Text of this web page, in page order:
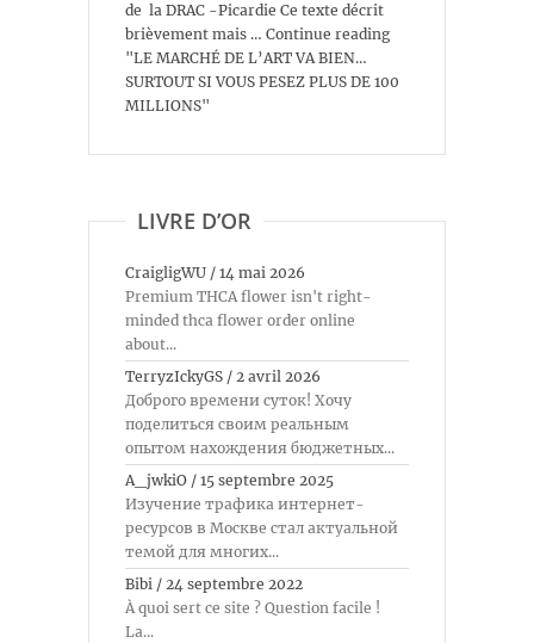
de la DRAC -Picardie Ce texte décrit
brièvement mais … Continue reading
"LE MARCHÉ DE L’ART VA BIEN…
SURTOUT SI VOUS PESEZ PLUS DE 100
MILLIONS"
LIVRE D’OR
CraigligWU / 14 mai 2026
Premium THCA flower isn't right-
minded thca flower order online
about...
TerryzIckyGS / 2 avril 2026
Доброго времени суток! Хочу
поделиться своим реальным
опытом нахождения бюджетных...
A_jwkiO / 15 septembre 2025
Изучение трафика интернет-
ресурсов в Москве стал актуальной
темой для многих...
Bibi / 24 septembre 2022
À quoi sert ce site ? Question facile !
La...